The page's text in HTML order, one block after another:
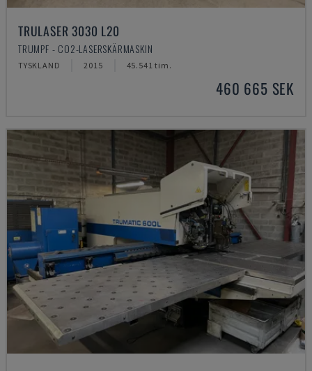
TRULASER 3030 L20
TRUMPF - CO2-LASERSKÄRMASKIN
TYSKLAND 2015 45.541 tim.
460 665 SEK